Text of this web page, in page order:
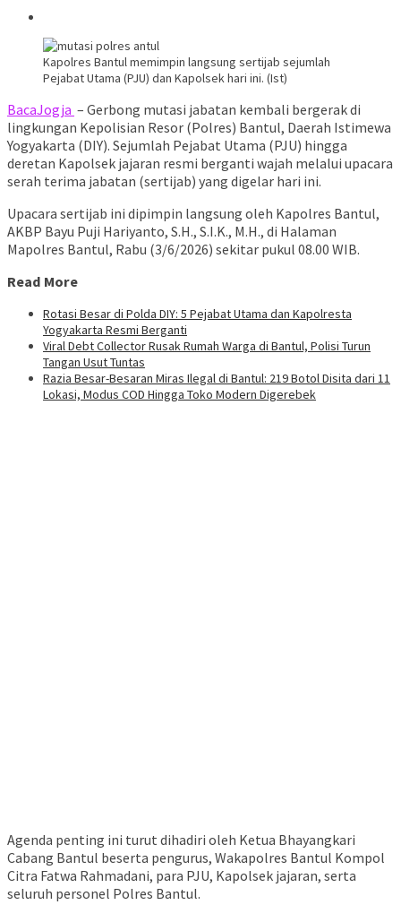
Kapolres Bantul memimpin langsung sertijab sejumlah
Pejabat Utama (PJU) dan Kapolsek hari ini. (Ist)
BacaJogja – Gerbong mutasi jabatan kembali bergerak di
lingkungan Kepolisian Resor (Polres) Bantul, Daerah Istimewa
Yogyakarta (DIY). Sejumlah Pejabat Utama (PJU) hingga
deretan Kapolsek jajaran resmi berganti wajah melalui upacara
serah terima jabatan (sertijab) yang digelar hari ini.
Upacara sertijab ini dipimpin langsung oleh Kapolres Bantul,
AKBP Bayu Puji Hariyanto, S.H., S.I.K., M.H., di Halaman
Mapolres Bantul, Rabu (3/6/2026) sekitar pukul 08.00 WIB.
Read More
Rotasi Besar di Polda DIY: 5 Pejabat Utama dan Kapolresta
Yogyakarta Resmi Berganti
Viral Debt Collector Rusak Rumah Warga di Bantul, Polisi Turun
Tangan Usut Tuntas
Razia Besar-Besaran Miras Ilegal di Bantul: 219 Botol Disita dari 11
Lokasi, Modus COD Hingga Toko Modern Digerebek
Agenda penting ini turut dihadiri oleh Ketua Bhayangkari
Cabang Bantul beserta pengurus, Wakapolres Bantul Kompol
Citra Fatwa Rahmadani, para PJU, Kapolsek jajaran, serta
seluruh personel Polres Bantul.